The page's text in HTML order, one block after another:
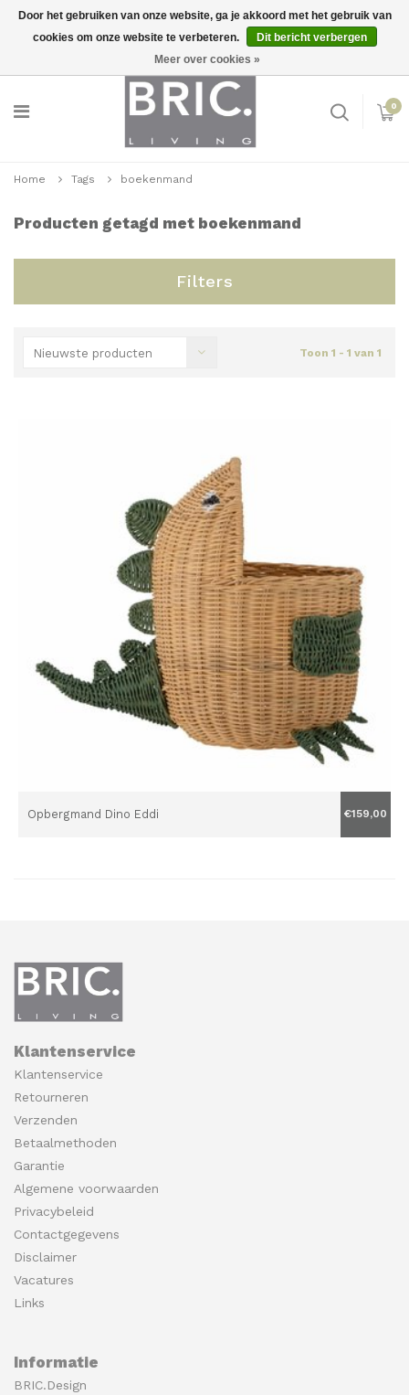
Inloggen
0
Home Tags boekenmand
Producten getagd met boekenmand
Filters
Nieuwste producten Toon 1 - 1 van 1
Opbergmand Dino Eddi €159,00
Klantenservice
Klantenservice
Retourneren
Verzenden
Betaalmethoden
Garantie
Algemene voorwaarden
Privacybeleid
Contactgegevens
Disclaimer
Vacatures
Links
Informatie
BRIC.Design
Door het gebruiken van onze website, ga je akkoord met het gebruik van
cookies om onze website te verbeteren.
Dit bericht verbergen
Meer over cookies »